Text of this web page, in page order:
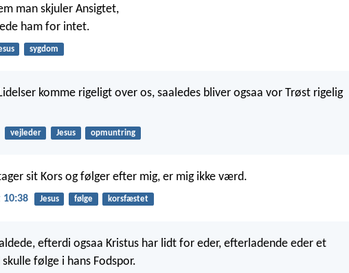
man skjuler Ansigtet,
ham for intet.
sygdom
komme rigeligt over os, saaledes bliver ogsaa vor Trøst rigelig
vejleder Jesus opmuntring
sit Kors og følger efter mig, er mig ikke værd.
Jesus følge korsfæstet
efterdi ogsaa Kristus har lidt for eder, efterladende eder et
følge i hans Fodspor.